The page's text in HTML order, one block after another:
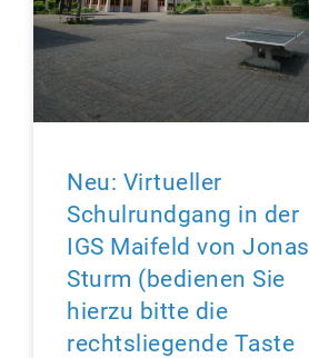
Neu: Virtueller
Schulrundgang in der
IGS Maifeld von Jonas
Sturm (bedienen Sie
hierzu bitte die
rechtsliegende Taste